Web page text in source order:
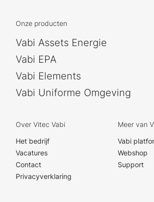
Onze producten
Vabi Assets Energie
Vabi EPA
Vabi Elements
Vabi Uniforme Omgeving
Over Vitec Vabi
Het bedrijf
Vacatures
Contact
Privacyverklaring
Meer van
Vabi
Webshop
Support